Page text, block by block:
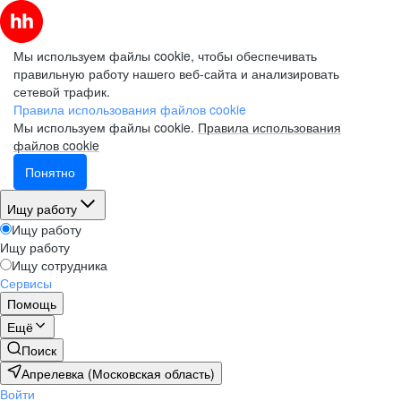
Мы используем файлы cookie, чтобы обеспечивать
правильную работу нашего веб-сайта и анализировать
сетевой трафик.
Правила использования файлов cookie
Мы используем файлы cookie. Правила использования
файлов cookie
Понятно
Ищу работу
Ищу работу
Ищу работу
Ищу сотрудника
Сервисы
Помощь
Ещё
Поиск
Апрелевка (Московская область)
Войти